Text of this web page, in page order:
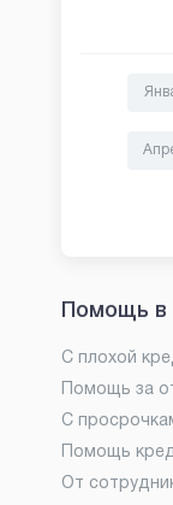
Помощь в
С плохой
Помощь за
С
Помощь
От